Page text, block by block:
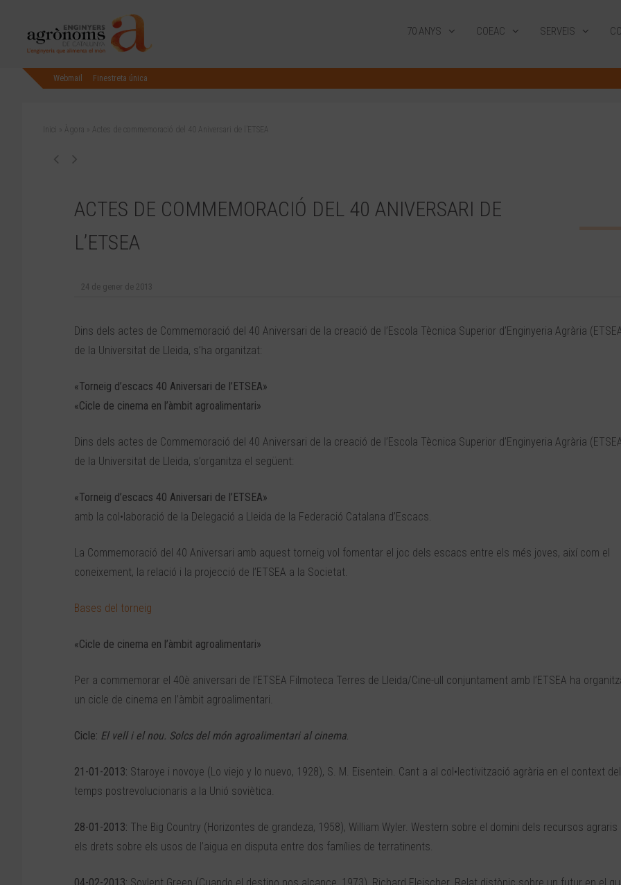
70 ANYS COEAC SERVEIS
Webmail Finestreta única
Inici Àgora Actes de commemoració del 40 Aniversari de l’ETSEA
ACTES DE COMMEMORACIÓ DEL 40 ANIVERSARI DE
L’ETSEA
24 de gener de 2013
Dins dels actes de Commemoració del 40 Aniversari de la creació de l’Escola Tècnica Superior d’Enginyeria Agrària
de la Universitat de Lleida, s’ha organitzat:
«Torneig d’escacs 40 Aniversari de l’ETSEA»
«Cicle de cinema en l’àmbit agroalimentari»
Dins dels actes de Commemoració del 40 Aniversari de la creació de l’Escola Tècnica Superior d’Enginyeria Agrària
de la Universitat de Lleida, s’organitza el següent:
«Torneig d’escacs 40 Aniversari de l’ETSEA»
amb la col•laboració de la Delegació a Lleida de la Federació Catalana d’Escacs.
La Commemoració del 40 Aniversari amb aquest torneig vol fomentar el joc dels escacs entre els més joves, així com el
coneixement, la relació i la projecció de l’ETSEA a la Societat.
Bases del torneig
«Cicle de cinema en l’àmbit agroalimentari»
Per a commemorar el 40è aniversari de l’ETSEA Filmoteca Terres de Lleida/Cine-ull conjuntament amb l’ETSEA ha
un cicle de cinema en l’àmbit agroalimentari.
Cicle: El vell i el nou. Solcs del món agroalimentari al cinema.
21-01-2013: Staroye i novoye (Lo viejo y lo nuevo, 1928), S. M. Eisentein. Cant a al col•lectivització agrària en el context
temps postrevolucionaris a la Unió soviètica.
28-01-2013: The Big Country (Horizontes de grandeza, 1958), William Wyler. Western sobre el domini dels recursos agraris i
els drets sobre els usos de l’aigua en disputa entre dos famílies de terratinents.